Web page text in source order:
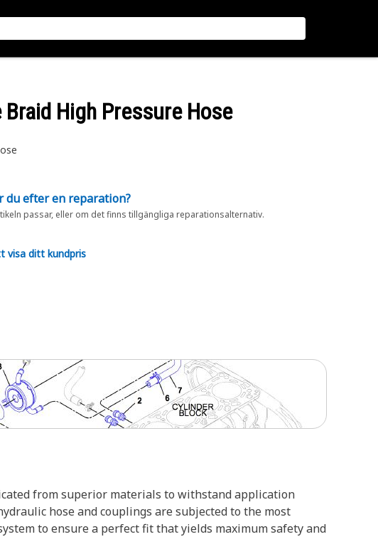
Braid High Pressure Hose
du efter en reparation?
passar, eller om det finns tillgängliga reparationsalternativ.
visa ditt kundpris
from superior materials to withstand application
hose and couplings are subjected to the most
to ensure a perfect fit that yields maximum safety and